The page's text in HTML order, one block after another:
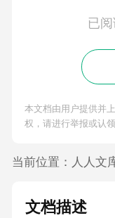
已
本文档由用户提供并
权，请进行举报或认领
当前位置： 人人文
文档描述